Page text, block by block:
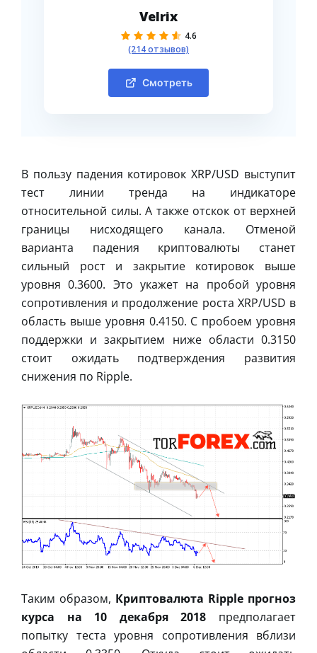
Velrix
4.6
(214 отзывов)
Смотреть
В пользу падения котировок XRP/USD выступит
тест линии тренда на индикаторе
относительной силы. А также отскок от верхней
границы нисходящего канала. Отменой
варианта падения криптовалюты станет
сильный рост и закрытие котировок выше
уровня 0.3600. Это укажет на пробой уровня
сопротивления и продолжение роста XRP/USD в
область выше уровня 0.4150. С пробоем уровня
поддержки и закрытием ниже области 0.3150
стоит ожидать подтверждения развития
снижения по Ripple.
Таким образом, Криптовалюта Ripple прогноз
курса на 10 декабря 2018 предполагает
попытку теста уровня сопротивления вблизи